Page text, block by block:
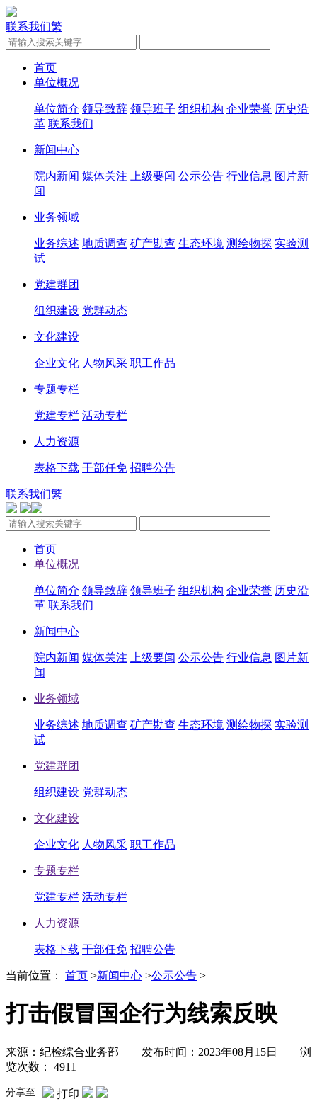
联系我们繁
首页
单位概况
单位简介 领导致辞 领导班子 组织机构 企业荣誉 历史沿
革 联系我们
新闻中心
院内新闻 媒体关注 上级要闻 公示公告 行业信息 图片新
闻
业务领域
业务综述 地质调查 矿产勘查 生态环境 测绘物探 实验测
试
党建群团
组织建设 党群动态
文化建设
企业文化 人物风采 职工作品
专题专栏
党建专栏 活动专栏
人力资源
表格下载 干部任免 招聘公告
联系我们繁
首页
单位概况
单位简介 领导致辞 领导班子 组织机构 企业荣誉 历史沿
革 联系我们
新闻中心
院内新闻 媒体关注 上级要闻 公示公告 行业信息 图片新
闻
业务领域
业务综述 地质调查 矿产勘查 生态环境 测绘物探 实验测
试
党建群团
组织建设 党群动态
文化建设
企业文化 人物风采 职工作品
专题专栏
党建专栏 活动专栏
人力资源
表格下载 干部任免 招聘公告
当前位置： 首页 >新闻中心 >公示公告 >
打击假冒国企行为线索反映
来源：纪检综合业务部 发布时间：2023年08月15日 浏
览次数：
4911
分享至: 打印